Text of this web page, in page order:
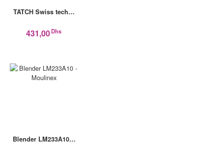
TATCH Swiss tech…
431,00Dhs
Blender LM233A10…